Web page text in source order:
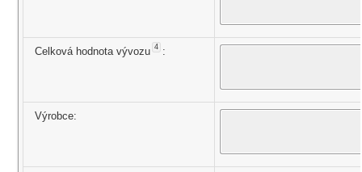
Celková hodnota vývozu 4 :
Výrobce: